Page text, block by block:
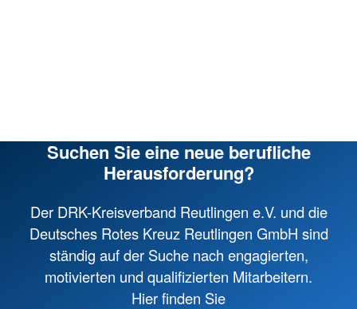
Suchen Sie eine neue berufliche
Herausforderung?
Der DRK-Kreisverband Reutlingen e.V. und die
Deutsches Rotes Kreuz Reutlingen GmbH sind
ständig auf der Suche nach engagierten,
motivierten und qualifizierten Mitarbeitern.
Hier finden Sie